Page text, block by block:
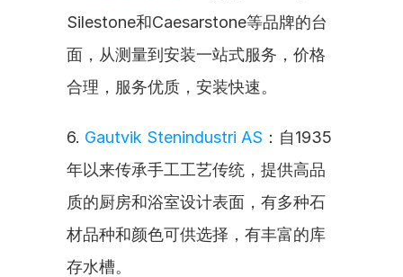
Silestone和Caesarstone等品牌的台
面，从测量到安装一站式服务，价格
合理，服务优质，安装快速。
6. Gautvik Stenindustri AS ：自1935
年以来传承手工工艺传统，提供高品
质的厨房和浴室设计表面，有多种石
材品种和颜色可供选择，有丰富的库
存水槽。